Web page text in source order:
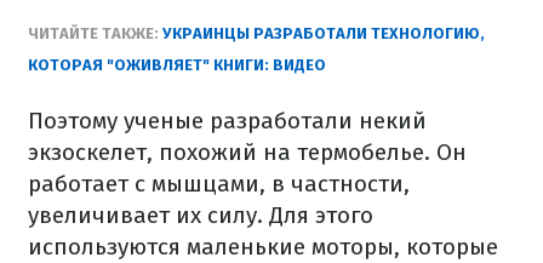
ЧИТАЙТЕ ТАКЖЕ: УКРАИНЦЫ РАЗРАБОТАЛИ ТЕХНОЛОГИЮ,
КОТОРАЯ "ОЖИВЛЯЕТ" КНИГИ: ВИДЕО
Поэтому ученые разработали некий
экзоскелет, похожий на термобелье. Он
работает с мышцами, в частности,
увеличивает их силу. Для этого
используются маленькие моторы, которые